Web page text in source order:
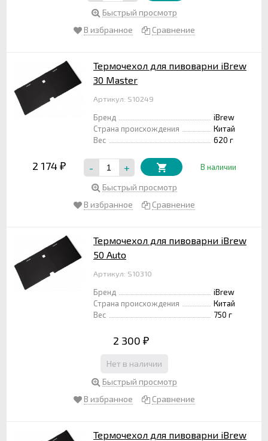
Быстрый просмотр
В избранное
Сравнение
Термочехол для пивоварни iBrew
30 Master
Артикул: S10249
Бренд
iBrew
Страна происхождения
Китай
Вес
620 г
2 174 ₽ - + В наличии
Быстрый просмотр
В избранное
Сравнение
Термочехол для пивоварни iBrew
50 Auto
Артикул: S10310
Бренд
iBrew
Страна происхождения
Китай
Вес
750 г
2 300 ₽
Нет в наличии
Быстрый просмотр
В избранное
Сравнение
Термочехол для пивоварни iBrew